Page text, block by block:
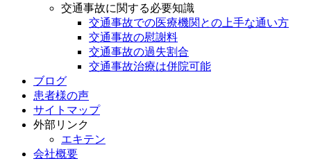
交通事故に関する必要知識
交通事故での医療機関との上手な通い方
交通事故の慰謝料
交通事故の過失割合
交通事故治療は併院可能
ブログ
患者様の声
サイトマップ
外部リンク
エキテン
会社概要